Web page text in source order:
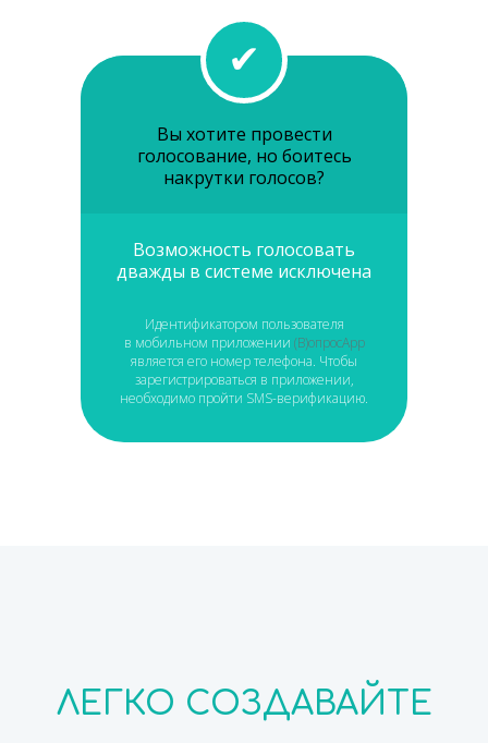
✔
Вы хотите провести
голосование, но боитесь
накрутки голосов?
Возможность голосовать
дважды в системе исключена
Идентификатором пользователя
в мобильном приложении (В)опросApp
является его номер телефона. Чтобы
зарегистрироваться в приложении,
необходимо пройти SMS-верификацию.
ЛЕГКО СОЗДАВАЙТЕ